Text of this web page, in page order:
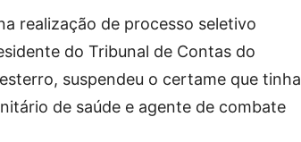
realização de processo seletivo
do Tribunal de Contas do
suspendeu o certame que tinha
de saúde e agente de combate